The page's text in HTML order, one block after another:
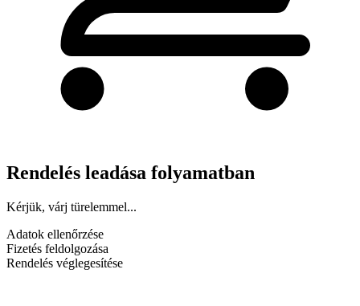
Rendelés leadása folyamatban
Kérjük, várj türelemmel...
Adatok ellenőrzése
Fizetés feldolgozása
Rendelés véglegesítése